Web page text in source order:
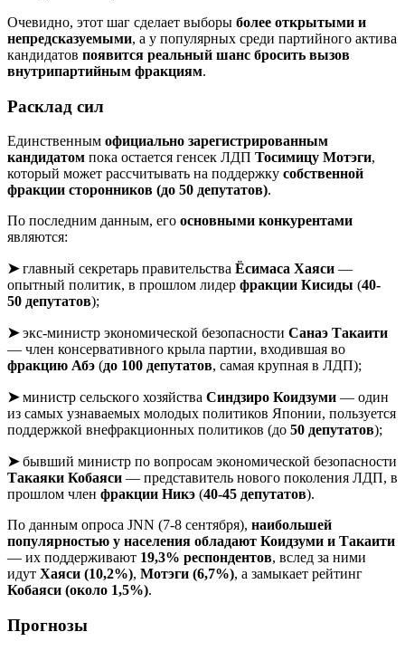
Очевидно, этот шаг сделает выборы более открытыми и
непредсказуемыми, а у популярных среди партийного актива
кандидатов появится реальный шанс бросить вызов
внутрипартийным фракциям.
Расклад сил
Единственным официально зарегистрированным
кандидатом пока остается генсек ЛДП Тосимицу Мотэги,
который может рассчитывать на поддержку собственной
фракции сторонников (до 50 депутатов).
По последним данным, его основными конкурентами
являются:
➤главный секретарь правительства Ёсимаса Хаяси —
опытный политик, в прошлом лидер фракции Кисиды (40-
50 депутатов);
➤экс-министр экономической безопасности Санаэ Такаити
— член консервативного крыла партии, входившая во
фракцию Абэ (до 100 депутатов, самая крупная в ЛДП);
➤министр сельского хозяйства Синдзиро Коидзуми — один
из самых узнаваемых молодых политиков Японии, пользуется
поддержкой внефракционных политиков (до 50 депутатов);
➤бывший министр по вопросам экономической безопасности
Такаяки Кобаяси — представитель нового поколения ЛДП, в
прошлом член фракции Никэ (40-45 депутатов).
По данным опроса JNN (7-8 сентября), наибольшей
популярностью у населения обладают Коидзуми и Такаити
— их поддерживают 19,3% респондентов, вслед за ними
идут Хаяси (10,2%), Мотэги (6,7%), а замыкает рейтинг
Кобаяси (около 1,5%).
Прогнозы